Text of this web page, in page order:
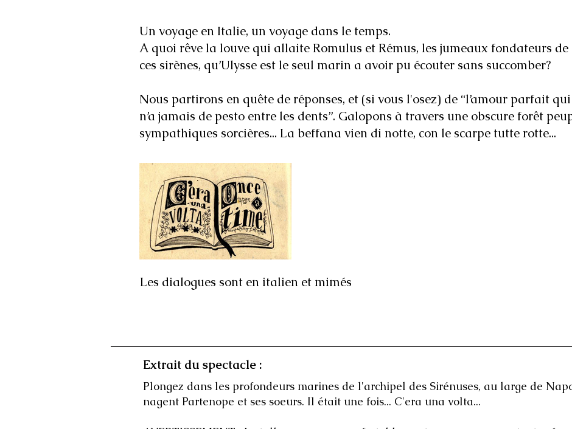
Un voyage en Italie, un voyage dans le temps.
A quoi rêve la louve qui allaite Romulus et Rémus, les jumeaux fondateurs de
ces sirènes, qu’Ulysse est le seul marin a avoir pu écouter sans succomber?
Nous partirons en quête de réponses, et (si vous l'osez) de “l’amour parfait
n’a jamais de pesto entre les dents”. Galopons à travers une obscure forêt
sympathiques sorcières... La beffana vien di notte, con le scarpe tutte rotte...
Les dialogues sont en italien et mimés
Extrait du spectacle :
Plongez dans les profondeurs marines de l'archipel des Sirénuses, au large de
nagent Partenope et ses soeurs. Il était une fois... C'era una volta...